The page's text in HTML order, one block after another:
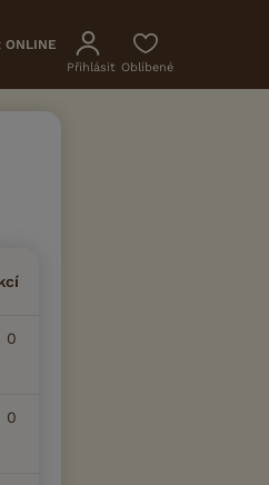
ONLINE
Přihlásit Oblíbené
0
0